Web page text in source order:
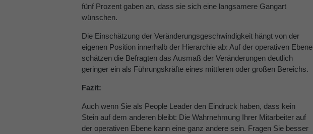
fünf Prozent gaben an, dass sie sich eine langsamere Gangart
wünschen.
Die Einschätzung der Veränderungsgeschwindigkeit hängt von der
eigenen Position innerhalb der Hierarchie ab: Auf der operativen Ebene
schätzen die Befragten das Ausmaß der Veränderungen deutlich
geringer ein als Führungskräfte eines mittleren oder großen Bereichs.
Fazit:
Auch wenn Sie als People Leader den Eindruck haben, dass kein
Stein auf dem anderen bleibt: Die Wahrnehmung Ihrer Mitarbeiter auf
der operativen Ebene kann eine ganz andere sein. Fragen Sie besser